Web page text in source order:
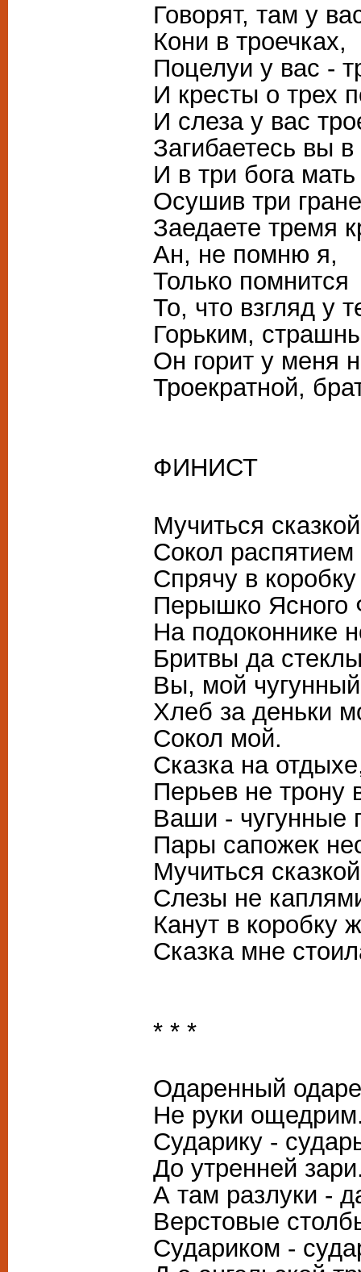
Говорят, там у
Кони в троечках,
Поцелуи у вас -
И кресты о трех
И слеза у вас
Загибаетесь вы
И в три бога
Осушив три
Заедаете тремя
Ан, не помню я,
Только помнится
То, что взгляд у
Горьким,
Он горит у меня
Троекратной,
ФИНИСТ
Мучиться
Сокол распятием
Спрячу в
Перышко Ясного
На подоконнике
Бритвы да
Вы, мой
Хлеб за деньки
Сокол мой.
Сказка на
Перьев не трону
Ваши - чугунные
Пары сапожек
Мучиться
Слезы не
Канут в коробку
Сказка мне
* * *
Одаренный
Не руки
Сударику -
До утренней
А там разлуки -
Верстовые
Судариком -